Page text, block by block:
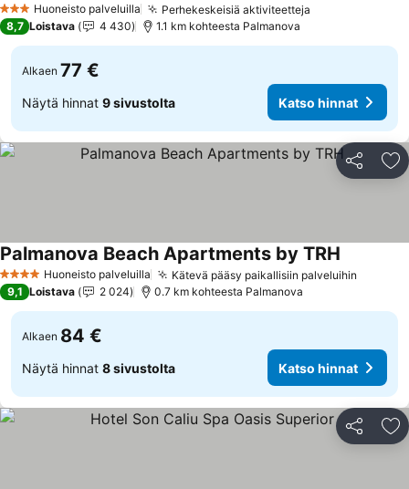
3 Tähtiluokitus
Huoneisto palveluilla Perhekeskeisiä aktiviteetteja
8,7 Loistava 4 430 1.1 km kohteesta Palmanova
Alkaen 77 €
Näytä hinnat 9 sivustolta Katso hinnat
Jaa
4 TähtiluokitusHuoneisto palveluilla Kätevä pääsy paikallisiin palveluihin
Palmanova Beach Apartments by TRH
9,1 Loistava 2 024 0.7 km kohteesta Palmanova
Alkaen 84 €
Näytä hinnat 8 sivustolta Katso hinnat
Jaa